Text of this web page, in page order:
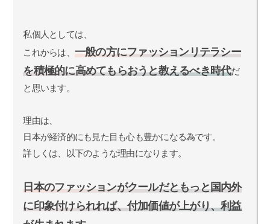
私個人としては、
これからは、 一般の方にファッションリテラシー
を積極的に高めてもらおうと教えるべき時代だ
と思います。
理由は、
日本が経済的にも見た目も心も豊かになる為です。
詳しくは、以下のような理由になります。
日本のファッションがクールだともっと国内外
に印象付けられれば、付加価値が上がり、利益